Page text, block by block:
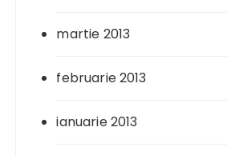
martie 2013
februarie 2013
ianuarie 2013